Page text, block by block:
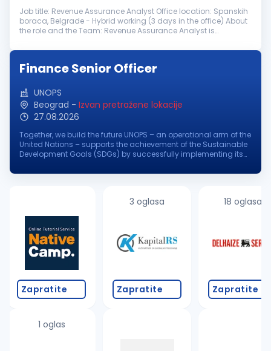
Job title: Revenue Assurance Analyst Office location: Spanskih
boraca, Belgrade - Hybrid working (3 days in the office) About
the role and the Team: Revenue Assurance Analyst is
and mitigating...
Finance Senior Officer
UNOPS
Beograd - Izvan pretražene lokacije
27.08.2026
Together, we build the future UNOPS – an operational arm of the
United Nations – supports the achievement of the Sustainable
Development Goals (SDGs) by successfully implementing its
projects aro...
Zapratite
1 oglas
3 oglasa
Zapratite
18 oglasa
Zapratite